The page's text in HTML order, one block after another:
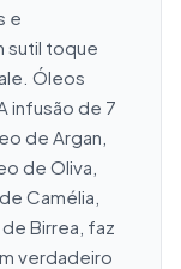
e
sutil toque
Óleos
infusão de 7
de Argan,
de Oliva,
Camélia,
Birrea, faz
verdadeiro